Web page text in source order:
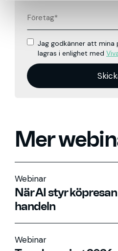
Jag godkänner att mina
lagras i enlighet med
Mer
Webinar
När AI styr
handeln
Webinar